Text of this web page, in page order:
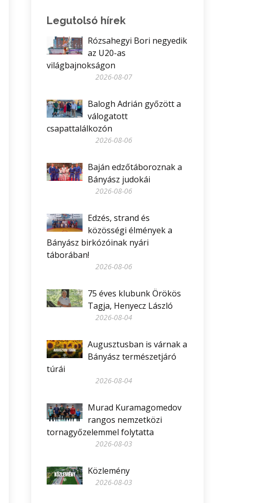
Legutolsó hírek
Rózsahegyi Bori negyedik
az U20-as
világbajnokságon
2026-08-07
Balogh Adrián győzött a
válogatott
csapattalálkozón
2026-08-06
Baján edzőtáboroznak a
Bányász judokái
2026-08-06
Edzés, strand és
közösségi élmények a
Bányász birkózóinak nyári
táborában!
2026-08-06
75 éves klubunk Örökös
Tagja, Henyecz László
2026-08-04
Augusztusban is várnak a
Bányász természetjáró
túrái
2026-08-04
Murad Kuramagomedov
rangos nemzetközi
tornagyőzelemmel folytatta
2026-08-03
Közlemény
2026-08-03